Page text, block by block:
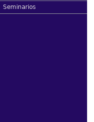
Seminarios